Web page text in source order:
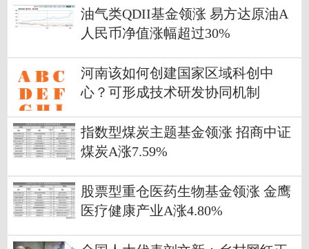
油气类QDII基金领涨 易方达原油A
人民币净值涨幅超过30%
河南该如何创建国家区域科创中
心？可形成技术研发协同机制
指数型煤炭主题基金领涨 招商中证
煤炭A涨7.59%
股票型重仓医药生物基金领涨 金鹰
医疗健康产业A涨4.80%